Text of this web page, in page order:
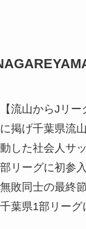
【流山からJリ
に掲げ千葉県流
動した社会人サ
部リーグに初参
無敗同士の最終
千葉県1部リーグ